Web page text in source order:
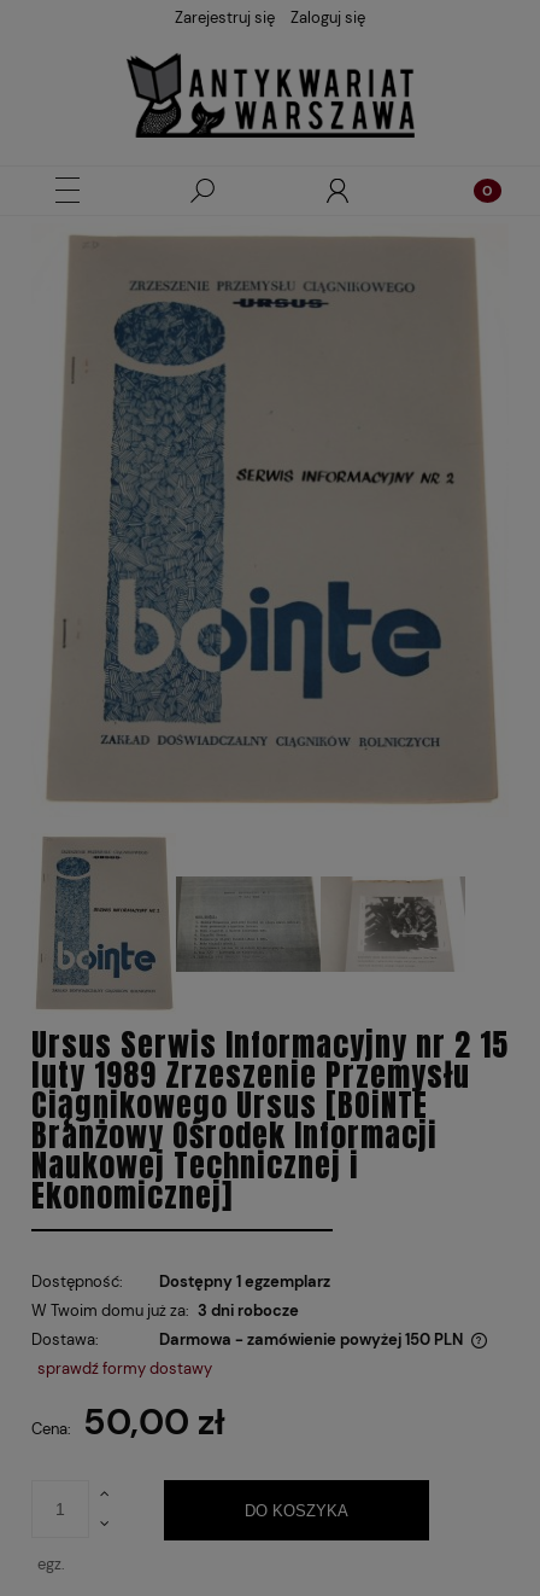
Zarejestruj się Zaloguj się
Ursus Serwis Informacyjny nr 2 15
luty 1989 Zrzeszenie Przemysłu
Ciągnikowego Ursus [BOiNTE
Branżowy Ośrodek Informacji
Naukowej Technicznej i
Ekonomicznej]
Dostępność:
Dostępny 1 egzemplarz
W Twoim domu już za: 3 dni robocze
Dostawa:
Darmowa - zamówienie powyżej 150 PLN
Cena nie zawiera ewentualnych kosztów płatności
sprawdź formy dostawy
Cena: 50,00 zł
egz.
DO KOSZYKA